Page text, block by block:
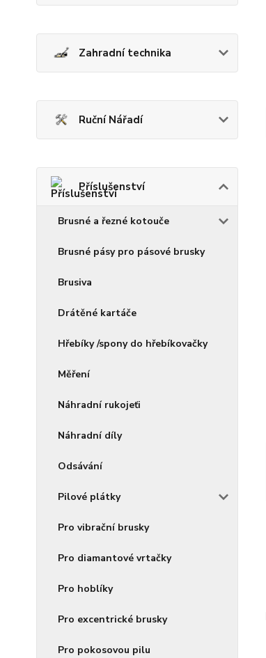
Zahradní technika
Ruční Nářadí
Příslušenství
Brusné a řezné kotouče
Brusné pásy pro pásové brusky
Brusiva
Drátěné kartáče
Hřebíky /spony do hřebíkovačky
Měření
Náhradní rukojeťi
Náhradní díly
Odsávání
Pilové plátky
Pro vibrační brusky
Pro diamantové vrtačky
Pro hoblíky
Pro excentrické brusky
Pro pokosovou pilu